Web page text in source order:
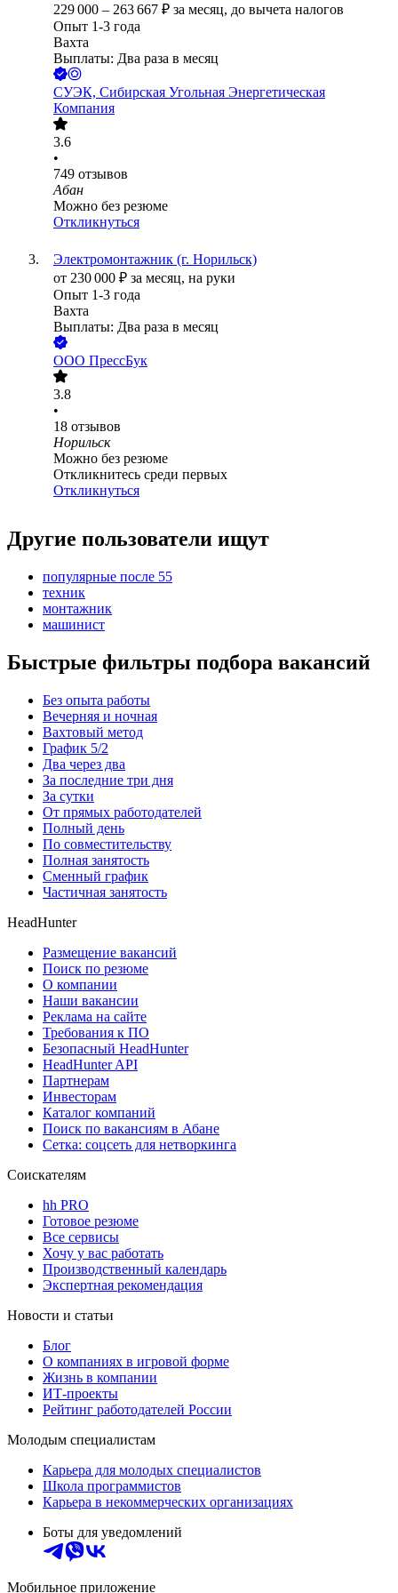
229 000 – 263 667 ₽ за месяц, до вычета налогов
Опыт 1-3 года
Вахта
Выплаты: Два раза в месяц
СУЭК, Сибирская Угольная Энергетическая
Компания
3.6
•
749 отзывов
Абан
Можно без резюме
Откликнуться
Электромонтажник (г. Норильск)
от 230 000 ₽ за месяц, на руки
Опыт 1-3 года
Вахта
Выплаты: Два раза в месяц
ООО ПрессБук
3.8
•
18 отзывов
Норильск
Можно без резюме
Откликнитесь среди первых
Откликнуться
Другие пользователи ищут
популярные после 55
техник
монтажник
машинист
Быстрые фильтры подбора вакансий
Без опыта работы
Вечерняя и ночная
Вахтовый метод
График 5/2
Два через два
За последние три дня
За сутки
От прямых работодателей
Полный день
По совместительству
Полная занятость
Сменный график
Частичная занятость
HeadHunter
Размещение вакансий
Поиск по резюме
О компании
Наши вакансии
Реклама на сайте
Требования к ПО
Безопасный HeadHunter
HeadHunter API
Партнерам
Инвесторам
Каталог компаний
Поиск по вакансиям в Абане
Сетка: соцсеть для нетворкинга
Соискателям
hh PRO
Готовое резюме
Все сервисы
Хочу у вас работать
Производственный календарь
Экспертная рекомендация
Новости и статьи
Блог
О компаниях в игровой форме
Жизнь в компании
ИТ-проекты
Рейтинг работодателей России
Молодым специалистам
Карьера для молодых специалистов
Школа программистов
Карьера в некоммерческих организациях
Боты для уведомлений
Мобильное приложение